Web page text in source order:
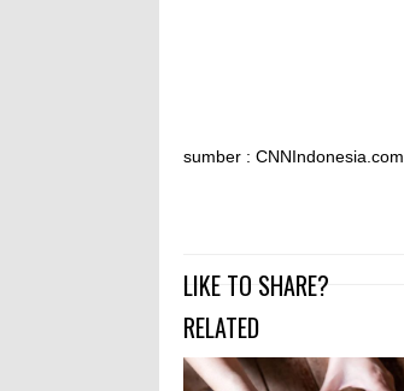
sumber : CNNIndonesia.com
LIKE TO SHARE?
RELATED